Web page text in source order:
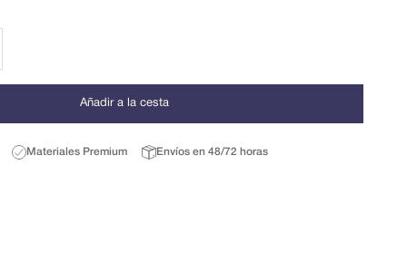
Añadir a la cesta
Materiales Premium Envíos en 48/72 horas